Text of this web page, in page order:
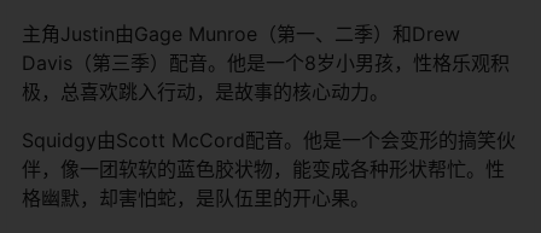
主角Justin由Gage Munroe（第一、二季）和Drew
Davis（第三季）配音。他是一个8岁小男孩，性格乐观积
极，总喜欢跳入行动，是故事的核心动力。
Squidgy由Scott McCord配音。他是一个会变形的搞笑伙
伴，像一团软软的蓝色胶状物，能变成各种形状帮忙。性
格幽默，却害怕蛇，是队伍里的开心果。